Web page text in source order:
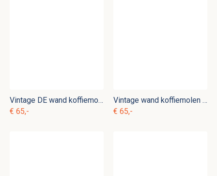
Vintage DE wand koffiemolen nr. 4
€ 65,-
Vintage wand koffiemolen PeDe Koffie nr. 10
€ 65,-